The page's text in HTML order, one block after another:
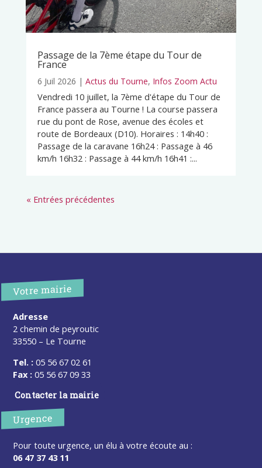
Passage de la 7ème étape du Tour de
France
6 Juil 2026 | Actus du Tourne, Infos Zoom Actu
Vendredi 10 juillet, la 7ème d'étape du Tour de
France passera au Tourne ! La course passera
rue du pont de Rose, avenue des écoles et
route de Bordeaux (D10). Horaires : 14h40 :
Passage de la caravane 16h24 : Passage à 46
km/h 16h32 : Passage à 44 km/h 16h41 :...
« Entrées précédentes
Votre mairie
Adresse
2 chemin de peyroutic
33550 – Le Tourne
Tel. : 05 56 67 02 61
Fax : 05 56 67 09 33
Contacter la mairie
Urgence
Pour toute urgence, un élu à votre écoute au :
06 47 37 43 11